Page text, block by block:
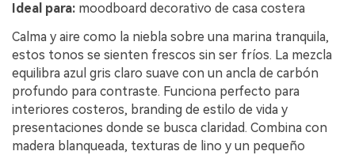
Ideal para: moodboard decorativo de casa costera
Calma y aire como la niebla sobre una marina tranquila,
estos tonos se sienten frescos sin ser fríos. La mezcla
equilibra azul gris claro suave con un ancla de carbón
profundo para contraste. Funciona perfecto para
interiores costeros, branding de estilo de vida y
presentaciones donde se busca claridad. Combina con
madera blanqueada, texturas de lino y un pequeño